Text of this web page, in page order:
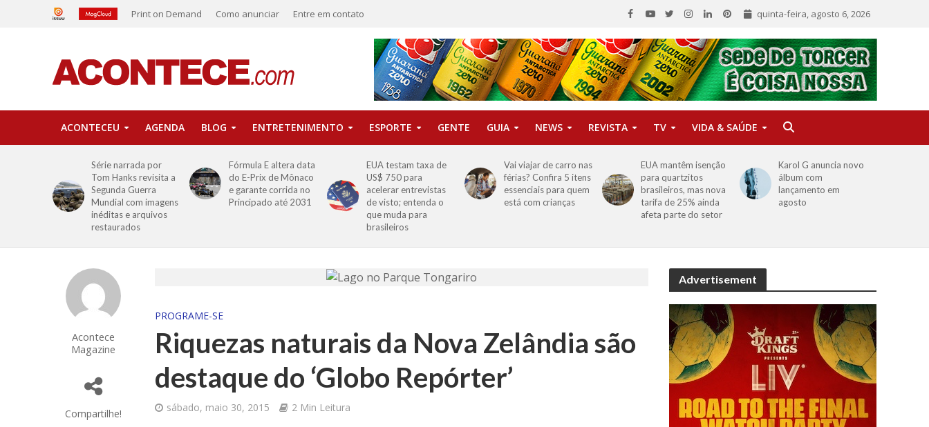
Print on Demand Como anunciar Entre em contato quinta-feira, agosto 6, 2026
ACONTECEU AGENDA BLOG ENTRETENIMENTO ESPORTE GENTE GUIA NEWS REVISTA TV VIDA & SAÚDE
Série narrada por
Tom Hanks revisita a
Segunda Guerra
Mundial com imagens
inéditas e arquivos
restaurados
Fórmula E altera data
do E-Prix de Mônaco
e garante corrida no
Principado até 2031
EUA testam taxa de
US$ 750 para
acelerar entrevistas
de visto; entenda o
que muda para
brasileiros
Vai viajar de carro nas
férias? Confira 5 itens
essenciais para quem
está com crianças
EUA mantêm isenção
para quartzitos
brasileiros, mas nova
tarifa de 25% ainda
afeta parte do setor
Karol G anuncia novo
álbum com
lançamento em
agosto
Acontece
Magazine
Compartilhe!
PROGRAME-SE
Riquezas naturais da Nova Zelândia são
destaque do ‘Globo Repórter’
sábado, maio 30, 2015 2 Min Leitura
Advertisement